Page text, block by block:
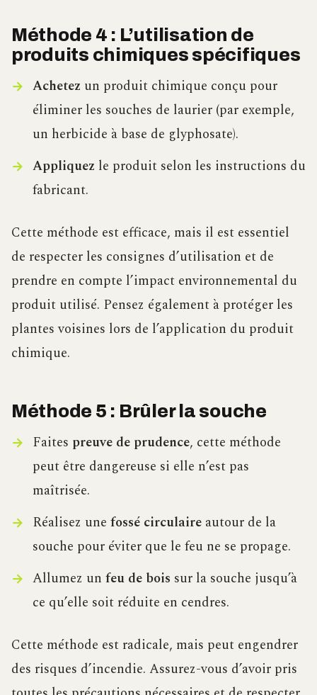
Méthode 4 : L’utilisation de
produits chimiques spécifiques
Achetez un produit chimique conçu pour
éliminer les souches de laurier (par exemple,
un herbicide à base de glyphosate).
Appliquez le produit selon les instructions du
fabricant.
Cette méthode est efficace, mais il est essentiel
de respecter les consignes d’utilisation et de
prendre en compte l’impact environnemental du
produit utilisé. Pensez également à protéger les
plantes voisines lors de l’application du produit
chimique.
Méthode 5 : Brûler la souche
Faites preuve de prudence, cette méthode
peut être dangereuse si elle n’est pas
maîtrisée.
Réalisez une fossé circulaireautour de la
souche pour éviter que le feu ne se propage.
Allumez un feu de bois sur la souche jusqu’à
ce qu’elle soit réduite en cendres.
Cette méthode est radicale, mais peut engendrer
des risques d’incendie. Assurez-vous d’avoir pris